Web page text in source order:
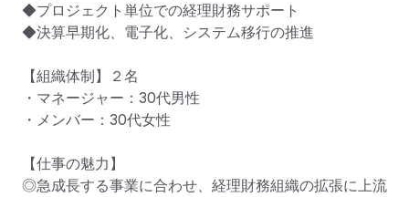
◆プロジェクト単位での経理財務サポート
◆決算早期化、電子化、システム移行の推進
【組織体制】２名
・マネージャー：30代男性
・メンバー：30代女性
【仕事の魅力】
◎急成長する事業に合わせ、経理財務組織の拡張に上流